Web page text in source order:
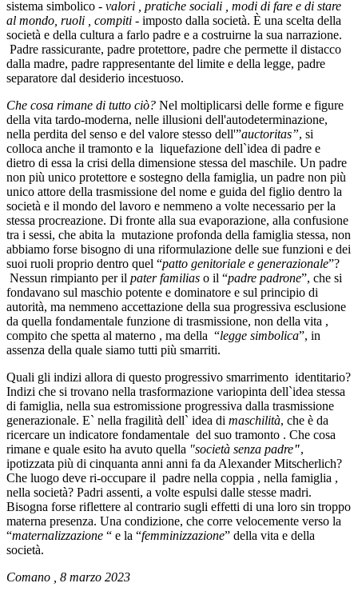
sistema simbolico - valori , pratiche sociali , modi di fare e di stare
al mondo, ruoli , compiti - imposto dalla società. È una scelta della
società e della cultura a farlo padre e a costruirne la sua narrazione.
Padre rassicurante, padre protettore, padre che permette il distacco
dalla madre, padre rappresentante del limite e della legge, padre
separatore dal desiderio incestuoso.
Che cosa rimane di tutto ciò? Nel moltiplicarsi delle forme e figure
della vita tardo-moderna, nelle illusioni dell'autodeterminazione,
nella perdita del senso e del valore stesso dell'”auctoritas”, si
colloca anche il tramonto e la liquefazione dell`idea di padre e
dietro di essa la crisi della dimensione stessa del maschile. Un padre
non più unico protettore e sostegno della famiglia, un padre non più
unico attore della trasmissione del nome e guida del figlio dentro la
società e il mondo del lavoro e nemmeno a volte necessario per la
stessa procreazione. Di fronte alla sua evaporazione, alla confusione
tra i sessi, che abita la mutazione profonda della famiglia stessa, non
abbiamo forse bisogno di una riformulazione delle sue funzioni e dei
suoi ruoli proprio dentro quel “patto genitoriale e generazionale”?
Nessun rimpianto per il pater familias o il “padre padrone”, che si
fondavano sul maschio potente e dominatore e sul principio di
autorità, ma nemmeno accettazione della sua progressiva esclusione
da quella fondamentale funzione di trasmissione, non della vita ,
compito che spetta al materno , ma della “legge simbolica”, in
assenza della quale siamo tutti più smarriti.
Quali gli indizi allora di questo progressivo smarrimento identitario?
Indizi che si trovano nella trasformazione variopinta dell`idea stessa
di famiglia, nella sua estromissione progressiva dalla trasmissione
generazionale. E` nella fragilità dell` idea di maschilità, che è da
ricercare un indicatore fondamentale del suo tramonto . Che cosa
rimane e quale esito ha avuto quella "società senza padre",
ipotizzata più di cinquanta anni anni fa da Alexander Mitscherlich?
Che luogo deve ri-occupare il padre nella coppia , nella famiglia ,
nella società? Padri assenti, a volte espulsi dalle stesse madri.
Bisogna forse riflettere al contrario sugli effetti di una loro sin troppo
materna presenza. Una condizione, che corre velocemente verso la
“maternalizzazione “ e la “femminizzazione” della vita e della
società.
Comano , 8 marzo 2023